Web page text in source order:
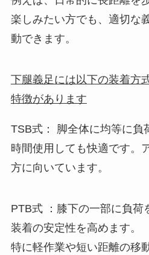
楽しみたい方でも、適切な
動できます。
下腿義足には以下の装着方
特徴があります
TSB式： 脚全体に均等に負
時間使用しても快適です。
方に向いています。
PTB式 ：膝下の一部に負荷
装着の安定性を高めます。
特に軽作業や短い距離の移